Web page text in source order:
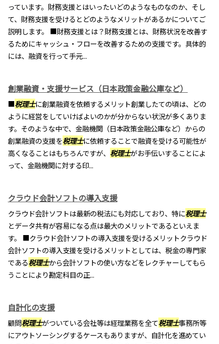
っています。財務支援とはいったいどのようなものなのか、そし
て、財務支援を受けるとどのようなメリットがあるかについてご
説明します。 ■財務支援とは？財務支援とは、財務状況を改善す
るためにキャッシュ・フローを改善するための支援です。具体的
には、融資を行って手元...
創業融資・支援サービス（日本政策金融公庫など）
■税理士に創業融資を依頼するメリット創業したての頃は、どの
ように経営をしていけばよいのかが分からない状況が多くありま
す。そのような中で、金融機関（日本政策金融公庫など）からの
創業融資の支援を税理士に依頼することで融資を受ける可能性が
高くなることはもちろんですが、 税理士がお手伝いすることによ
って、金融機関に対する印...
クラウド会計ソフトの導入支援
クラウド会計ソフトは最新の税法にも対応しており、特に税理士
とデータ共有が容易になる点は最大のメリットであるといえま
す。 ■クラウド会計ソフトの導入支援を受けるメリットクラウド
会計ソフトの導入支援を受けるメリットとしては、税金の専門家
である税理士から会計ソフトの使い方などをレクチャーしてもら
うことにより勘定科目の正...
自計化の支援
顧問税理士がついている会社等は経理業務を全て税理士事務所等
にアウトソーシングするケースもありますが、自計化を進めてい